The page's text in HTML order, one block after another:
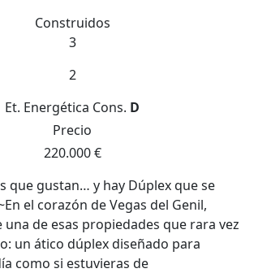
Construidos
3
2
Et. Energética Cons. D
Precio
220.000 €
que gustan… y hay Dúplex que se
el corazón de Vegas del Genil,
una de esas propiedades que rara vez
un ático dúplex diseñado para
como si estuvieras de